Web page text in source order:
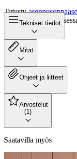
Tutustu
valaisimen
Tekniset tiedot
Mitat
Ohjeet ja liitteet
Arvostelut
(1)
Saatavilla myös